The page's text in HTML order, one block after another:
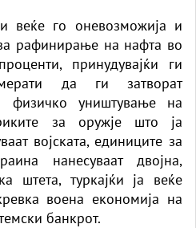
веќе го оневозможија и
рафинирање на нафта во
принудувајќи ги
да ги затворат
физичко уништување на
за оружје што ја
војската, единиците за
нанесуваат двојна,
штета, туркајќи ја веќе
воена економија на
банкрот.